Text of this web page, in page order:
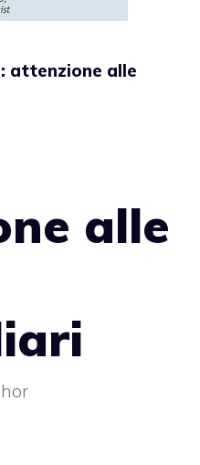
attenzione alle
alle